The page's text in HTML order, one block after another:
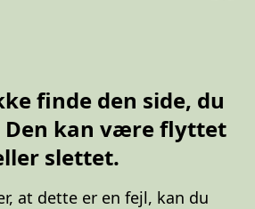
finde den side, du
Den kan være flyttet
slettet.
at dette er en fejl, kan du